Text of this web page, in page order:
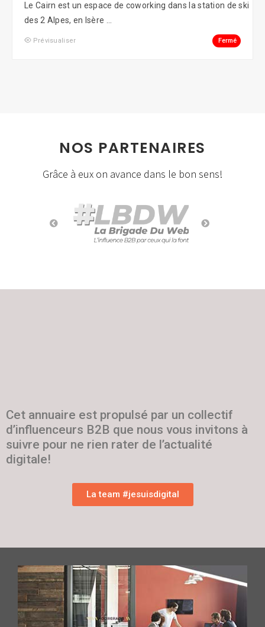
Le Cairn est un espace de coworking dans la station de ski
des 2 Alpes, en Isère ...
Prévisualiser Fermé
NOS PARTENAIRES
Grâce à eux on avance dans le bon sens!
Cet annuaire est propulsé par un collectif
d’influenceurs B2B que nous vous invitons à
suivre pour ne rien rater de l’actualité
digitale!
La team #jesuisdigital